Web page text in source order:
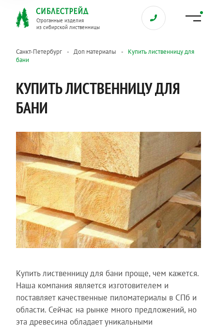
Строганные изделия
из сибирской лиственницы
Санкт-Петербург Доп материалы
Купить лиственницу для
бани
КУПИТЬ ЛИСТВЕННИЦУ ДЛЯ
БАНИ
Купить лиственницу для бани проще, чем кажется.
Наша компания является изготовителем и
поставляет качественные пиломатериалы в СПб и
области. Сейчас на рынке много предложений, но
эта древесина обладает уникальными